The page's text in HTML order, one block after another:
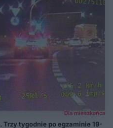
Dla mieszkańca
Trzy tygodnie po egzaminie 19-